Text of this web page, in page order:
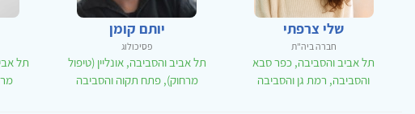
שלי צרפתי
חברה ביה"ת
תל אביב והסביבה, כפר סבא
והסביבה, רמת גן והסביבה
יותם קומן
פסיכולוג
תל אביב והסביבה, אונליין (טיפול
מרחוק), פתח תקוה והסביבה
תל